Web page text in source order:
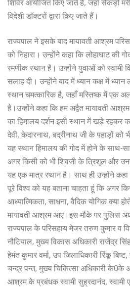
शिविर आयोजित किए जाते हैं, जहाँ सैकड़ों
विदेशी डॉक्टरों द्वारा किए जाते हैं।
राज्यपाल ने इसके बाद मायावती आश्रम
को निहारा। उन्होंने कहा कि लोहाघाट की
रमणीक स्थान है। उन्होंने युवाओं को
सलाह दी। उन्होंने बाद में ध्यान कक्ष में
स्थान चमत्कारिक है, जहाँ मस्तिष्क में एक
है।उन्होंने कहा कि हम अद्वैत मायावती
का हिमालय दर्शन इसी स्थान में खड़े
देवी, केदारनाथ, बद्रीनाथ जी के पहाड़ों
यह स्थान हिमालय की गोद में होने के साथ-
अगर किसी को भी शिवजी के त्रिशूल और
यह एक मात्र स्थान है। साथ ही उन्होंने
पूरे विश्व को यह बताना चाहता हूं कि अगर
आध्यात्मिकता, साधना, वैदिक योगिक क्या
मायावती आश्रम आए।इस मौके पर पुलिस
राज्यपाल के परिसहाय मेजर तरुण कुमार व
नौटियाल, मुख्य विकास अधिकारी राजेंद्र
हेमंत कुमार वर्मा, उप जिलाधिकारी रिंकू बिष्ट,
चन्द्र पन्त, मुख्य चिकित्सा अधिकारी के0के
आश्रम के प्रबंधक स्वामी सुह्रदानंद, स्वामी